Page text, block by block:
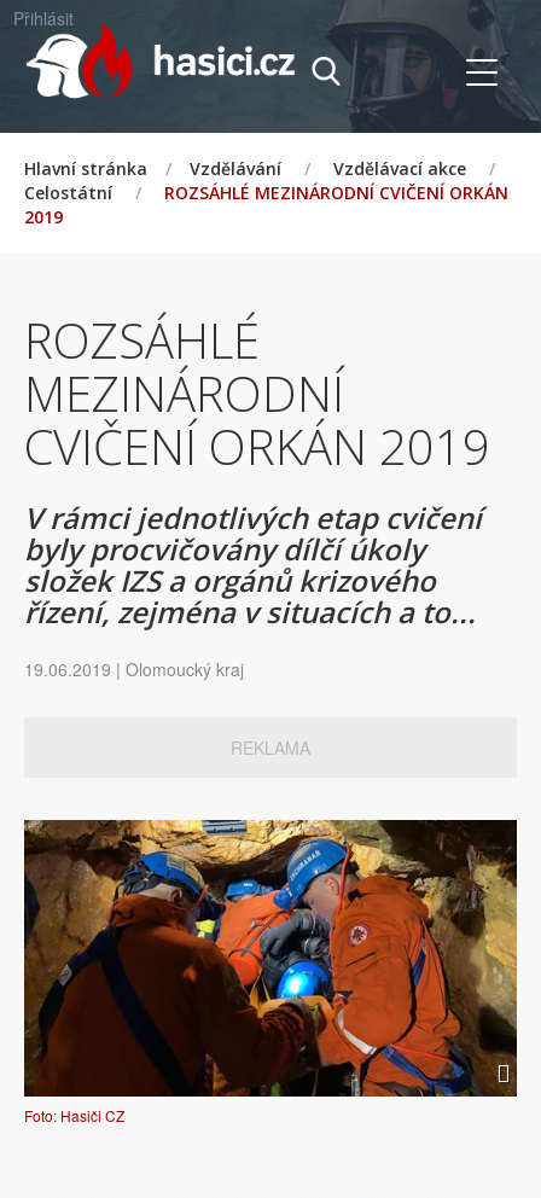
Přihlásit
Hlavní stránka / Vzdělávání / Vzdělávací akce
/
Celostátní
/
ROZSÁHLÉ MEZINÁRODNÍ CVIČENÍ ORKÁN
2019
ROZSÁHLÉ
MEZINÁRODNÍ
CVIČENÍ ORKÁN 2019
V rámci jednotlivých etap cvičení
byly procvičovány dílčí úkoly
složek IZS a orgánů krizového
řízení, zejména v situacích a to...
19.06.2019 | Olomoucký kraj
REKLAMA
Foto: Hasiči CZ